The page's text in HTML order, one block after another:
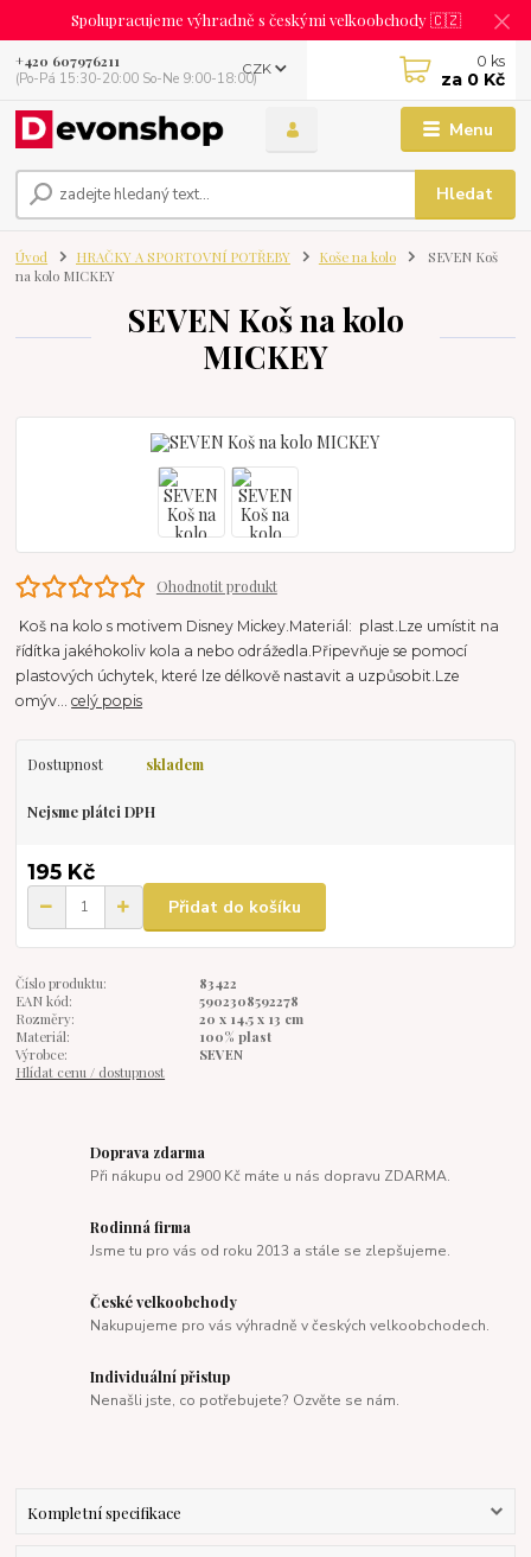
Spolupracujeme výhradně s českými velkoobchody 🇨🇿
Menu
CZK
Hledat
+420 607976211
(Po-Pá 15:30-20:00 So-Ne 9:00-18:00)
0 ks
za 0 Kč
Úvod HRAČKY A SPORTOVNÍ POTŘEBY Koše na kolo
SEVEN Koš
na kolo MICKEY
SEVEN Koš na kolo
MICKEY
Ohodnotit produkt
Koš na kolo s motivem Disney Mickey.Materiál: plast.Lze umístit na
řídítka jakéhokoliv kola a nebo odrážedla.Připevňuje se pomocí
plastových úchytek, které lze délkově nastavit a uzpůsobit.Lze
omýv...celý popis
Dostupnost skladem
Nejsme plátci DPH
195 Kč
Přidat do košíku
Číslo produktu:
83422
EAN kód:
5902308592278
Rozměry:
20 x 14,5 x 13 cm
Materiál:
100% plast
Výrobce:
SEVEN
Hlídat cenu / dostupnost
Doprava zdarma
Při nákupu od 2900 Kč máte u nás dopravu ZDARMA.
Rodinná firma
Jsme tu pro vás od roku 2013 a stále se zlepšujeme.
České velkoobchody
Nakupujeme pro vás výhradně v českých velkoobchodech.
Individuální přistup
Nenašli jste, co potřebujete? Ozvěte se nám.
Kompletní specifikace